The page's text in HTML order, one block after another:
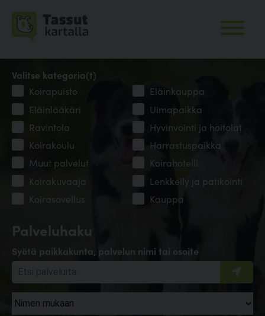
Palveluhaku
Syötä paikkakunta, palvelun nimi tai osoite
Valitse kategoria(t)
Koirapuisto
Eläinkauppa
Eläinlääkäri
Uimapaikka
Ravintola
Hyvinvointi ja hoitolat
Koirakoulu
Harrastuspaikka
Muut palvelut
Koirahotelli
Koirakuvaaja
Lenkkeily ja patikointi
Koirasovellus
Kauppa